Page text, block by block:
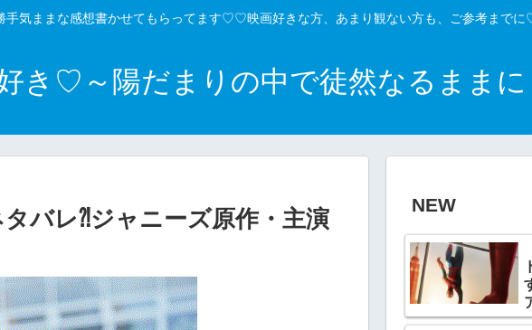
手気ままな感想書かせてもらってます♡♡映画好きな方、あまり観ない方も、ご参考まで
き♡～陽だまりの中で徒然なるままに
バレ⁈ジャニーズ原作・主演
NEW